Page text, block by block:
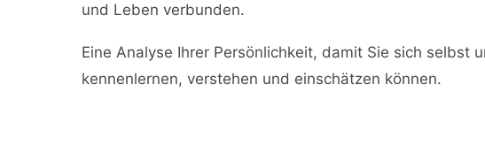
und Leben verbunden.
Eine Analyse Ihrer Persönlichkeit, damit Sie sich selbst
kennenlernen, verstehen und einschätzen können.